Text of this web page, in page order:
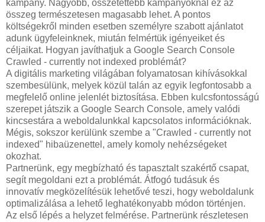
kampány. Nagyobb, összetettebb kampányoknál ez az
összeg természetesen magasabb lehet. A pontos
költségekről minden esetben személyre szabott ajánlatot
adunk ügyfeleinknek, miután felmértük igényeiket és
céljaikat. Hogyan javíthatjuk a Google Search Console
Crawled - currently not indexed problémát?
A digitális marketing világában folyamatosan kihívásokkal
szembesülünk, melyek közül talán az egyik legfontosabb a
megfelelő online jelenlét biztosítása. Ebben kulcsfontosságú
szerepet játszik a Google Search Console, amely valódi
kincsestára a weboldalunkkal kapcsolatos információknak.
Mégis, sokszor kerülünk szembe a "Crawled - currently not
indexed" hibaüzenettel, amely komoly nehézségeket
okozhat.
Partnerünk, egy megbízható és tapasztalt szakértő csapat,
segít megoldani ezt a problémát. Átfogó tudásuk és
innovatív megközelítésük lehetővé teszi, hogy weboldalunk
optimalizálása a lehető leghatékonyabb módon történjen.
Az első lépés a helyzet felmérése. Partnerünk részletesen